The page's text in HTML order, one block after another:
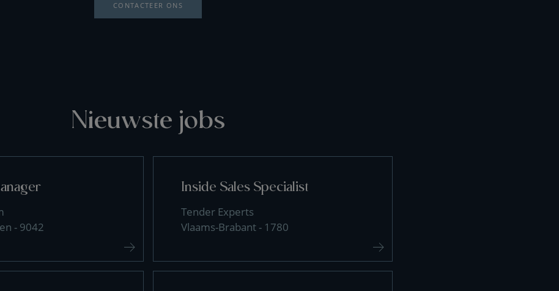
CONTACTEER ONS
Nieuwste jobs
- 9042
Inside Sales Specialist
Tender Experts
Vlaams-Brabant - 1780